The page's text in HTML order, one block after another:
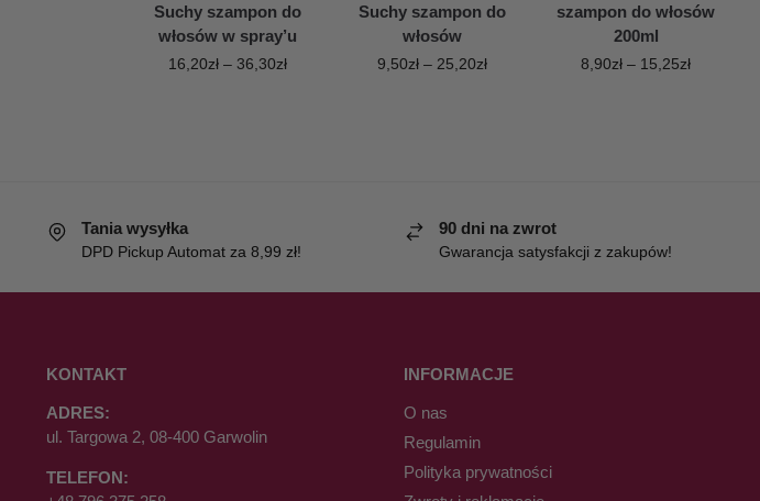
Suchy szampon do
włosów w spray’u
16,20zł – 36,30zł
Suchy szampon do
włosów
9,50zł – 25,20zł
szampon do włosów
200ml
8,90zł – 15,25zł
Tania wysyłka
DPD Pickup Automat za 8,99 zł!
90 dni na zwrot
Gwarancja satysfakcji z zakupów!
KONTAKT
ADRES:
ul. Targowa 2, 08-400 Garwolin
TELEFON:
INFORMACJE
O nas
Regulamin
Polityka prywatności